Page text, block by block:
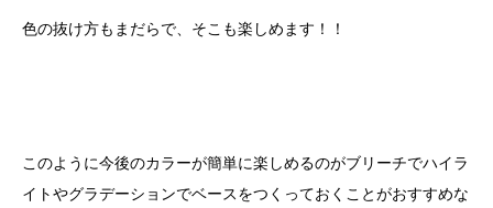
色の抜け方もまだらで、そこも楽しめます！！
このように今後のカラーが簡単に楽しめるのがブリーチでハイラ
イトやグラデーションでベースをつくっておくことがおすすめな